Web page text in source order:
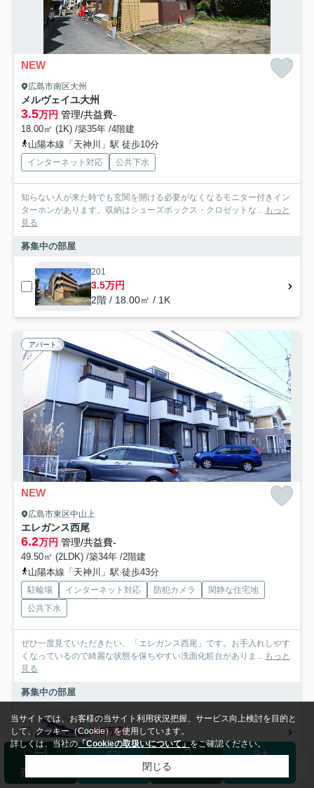
NEW
広島市南区大州
メルヴェイユ大州
3.5万円 管理/共益費-
18.00㎡ (1K) /築35年 /4階建
山陽本線「天神川」駅 徒歩10分
インターネット対応 公共下水
知らない人が来た時でも玄関を開ける必要がなくなるモニター付きイン
ターホンがあります。収納はシューズボックス・クロゼットな... もっと
見る
募集中の部屋
201
3.5万円
2階 / 18.00㎡ / 1K
アパート
NEW
広島市東区中山上
エレガンス西尾
6.2万円 管理/共益費-
49.50㎡ (2LDK) /築34年 /2階建
山陽本線「天神川」駅 徒歩43分
駐輪場 インターネット対応 防犯カメラ
閑静な住宅地
公共下水
ぜひ一度見ていただきたい、「エレガンス西尾」です。お手入れしやす
くなっているので綺麗な状態を保ちやすい洗面化粧台がありま... もっと
見る
募集中の部屋
202
6.2万円
2階 / 49.50㎡ / 2LDK
売却査定 ログイン
当サイトでは、お客様の当サイト利用状況把握、サービス向上検討を目的と
して、クッキー（Cookie）を使用しています。
詳しくは、当社の「Cookieの取扱いについて」をご確認ください。
閉じる